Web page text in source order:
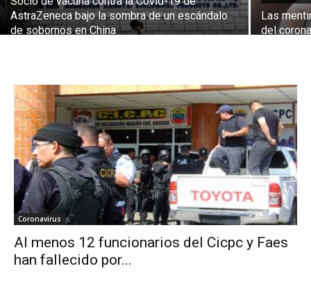
AstraZeneca bajo la sombra de un escándalo
de sobornos en China
Las
del
Coronavirus
Al menos 12 funcionarios del Cicpc y Faes
han fallecido por...